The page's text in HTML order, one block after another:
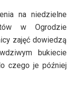
na niedzielne
w Ogrodzie
zajęć dowiedzą
bukiecie
czego je później